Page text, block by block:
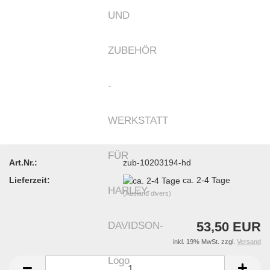
Art.Nr.:
zub-10203194-hd
Lieferzeit:
ca. 2-4 Tage
(Ausland divers)
53,50 EUR
inkl. 19% MwSt. zzgl. Versand